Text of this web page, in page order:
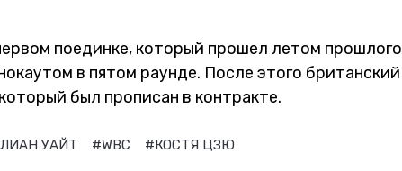
поединке, который прошел летом прошлого
в пятом раунде. После этого британский
был прописан в контракте.
УАЙТ #WBC #КОСТЯ ЦЗЮ